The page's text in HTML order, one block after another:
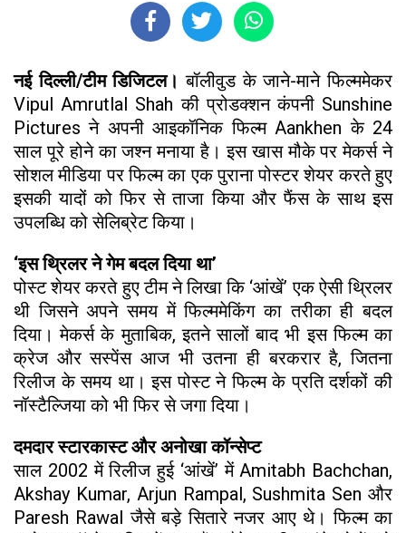
नई दिल्ली/टीम डिजिटल।बॉलीवुड के जाने-माने फिल्ममेकर
Vipul Amrutlal Shah की प्रोडक्शन कंपनी Sunshine
Pictures ने अपनी आइकॉनिक फिल्म Aankhen के 24
साल पूरे होने का जश्न मनाया है। इस खास मौके पर मेकर्स ने
सोशल मीडिया पर फिल्म का एक पुराना पोस्टर शेयर करते हुए
इसकी यादों को फिर से ताजा किया और फैंस के साथ इस
उपलब्धि को सेलिब्रेट किया।
‘इस थ्रिलर ने गेम बदल दिया था’
पोस्ट शेयर करते हुए टीम ने लिखा कि ‘आंखें’ एक ऐसी थ्रिलर
थी जिसने अपने समय में फिल्ममेकिंग का तरीका ही बदल
दिया। मेकर्स के मुताबिक, इतने सालों बाद भी इस फिल्म का
क्रेज और सस्पेंस आज भी उतना ही बरकरार है, जितना
रिलीज के समय था। इस पोस्ट ने फिल्म के प्रति दर्शकों की
नॉस्टैल्जिया को भी फिर से जगा दिया।
दमदार स्टारकास्ट और अनोखा कॉन्सेप्ट
साल 2002 में रिलीज हुई ‘आंखें’ में Amitabh Bachchan,
Akshay Kumar, Arjun Rampal, Sushmita Sen और
Paresh Rawal जैसे बड़े सितारे नजर आए थे। फिल्म का